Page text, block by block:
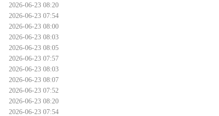
2026-06-23 08:20
2026-06-23 07:54
2026-06-23 08:00
2026-06-23 08:03
2026-06-23 08:05
2026-06-23 07:57
2026-06-23 08:03
2026-06-23 08:07
2026-06-23 07:52
2026-06-23 08:20
2026-06-23 07:54